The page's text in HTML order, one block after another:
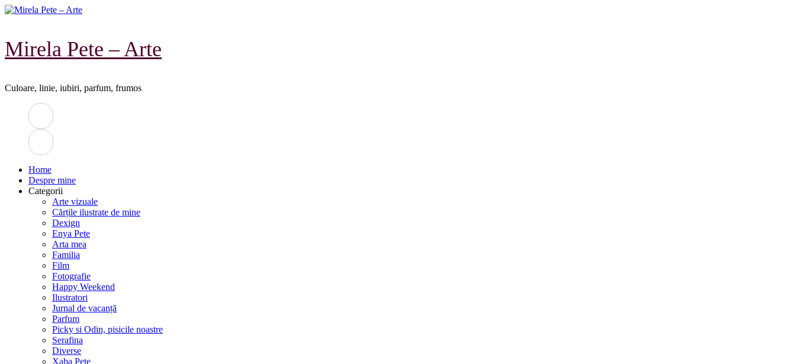
Sari
Mirela Pete – Arte
Culoare, linie, iubiri, parfum, frumos
Home
Despre mine
Categorii
Arte vizuale
Cărțile ilustrate de mine
Dexign
Enya Pete
Arta mea
Familia
Film
Fotografie
Happy Weekend
Ilustratori
Jurnal de vacanță
Parfum
Picky si Odin, pisicile noastre
Serafina
Diverse
Xaba Pete